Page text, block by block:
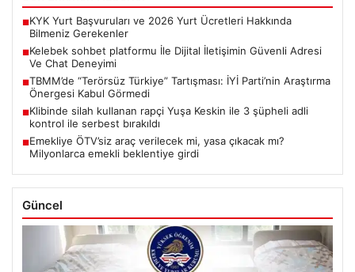
■KYK Yurt Başvuruları ve 2026 Yurt Ücretleri Hakkında
Bilmeniz Gerekenler
■Kelebek sohbet platformu İle Dijital İletişimin Güvenli Adresi
Ve Chat Deneyimi
■TBMM’de “Terörsüz Türkiye” Tartışması: İYİ Parti’nin Araştırma
Önergesi Kabul Görmedi
■Klibinde silah kullanan rapçi Yuşa Keskin ile 3 şüpheli adli
kontrol ile serbest bırakıldı
■Emekliye ÖTV’siz araç verilecek mi, yasa çıkacak mı?
Milyonlarca emekli beklentiye girdi
Güncel